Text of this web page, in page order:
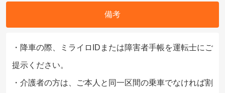
備考
・降車の際、ミライロIDまたは障害者手帳を運転士にご
提示ください。
・介護者の方は、ご本人と同一区間の乗車でなければ割